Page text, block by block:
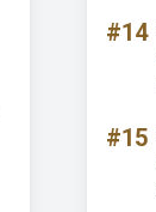
#14
#15